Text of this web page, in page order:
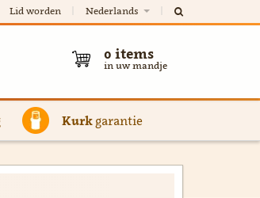
Lid worden Nederlands
0 items
in uw mandje
Kurkgarantie